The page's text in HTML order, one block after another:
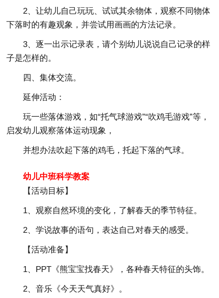
2、让幼儿自己玩玩、试试其余物体，观察不同物体
下落时的有趣观象，并尝试用画画的方法记录。
3、逐一出示记录表，请个别幼儿说说自己记录的样
子是怎样的。
四、集体交流。
延伸活动：
玩一些落体游戏，如“托气球游戏”“吹鸡毛游戏”等，
启发幼儿观察落体运动现象，
并想办法吹起下落的鸡毛，托起下落的气球。
幼儿中班科学教案
【活动目标】
1、观察自然环境的变化，了解春天的季节特征。
2、学说故事的语句，表达自己对春天的感受。
【活动准备】
1、PPT《熊宝宝找春天》，各种春天特征的头饰。
2、音乐《今天天气真好》。